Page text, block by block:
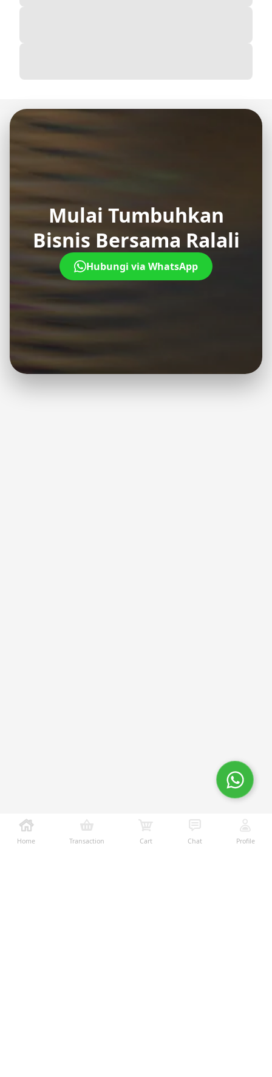
Mulai Tumbuhkan
Bisnis Bersama Ralali
Hubungi via WhatsApp
Home Transaction Cart Chat Profile